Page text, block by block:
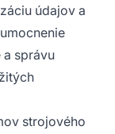
údajov a
správu
strojového